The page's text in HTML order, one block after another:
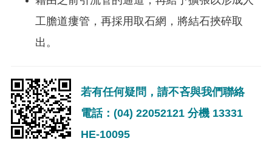
工膽道瘻管，再採用取石網，將結石挾碎取
出。
若有任何疑問，請不吝與我們聯絡
電話：(04) 22052121 分機 13331
HE-10095